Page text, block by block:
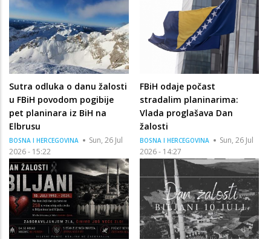
Sutra odluka o danu žalosti
u FBiH povodom pogibije
pet planinara iz BiH na
Elbrusu
BOSNA I HERCEGOVINA
Sun, 26 Jul
2026 - 15:22
FBiH odaje počast
stradalim planinarima:
Vlada proglašava Dan
žalosti
BOSNA I HERCEGOVINA
Sun, 26 Jul
2026 - 14:27